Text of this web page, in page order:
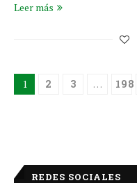
Leer más
1 2 3 … 198
REDES SOCIALES